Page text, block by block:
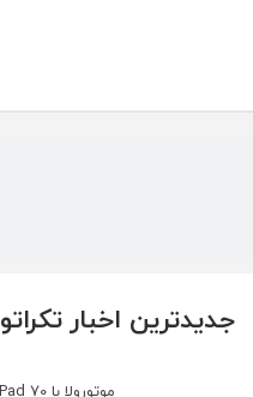
جدیدترین اخبار تکراتو